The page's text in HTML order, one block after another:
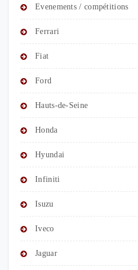
Evenements / compétitions
Ferrari
Fiat
Ford
Hauts-de-Seine
Honda
Hyundai
Infiniti
Isuzu
Iveco
Jaguar